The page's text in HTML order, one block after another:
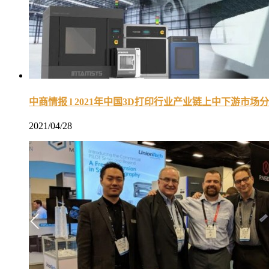
中商情报 l 2021年中国3D打印行业产业链上中下游市场
2021/04/28